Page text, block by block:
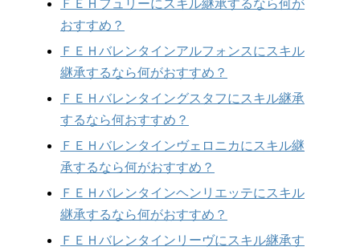
ＦＥＨフュリーにスキル継承するなら何が
おすすめ？
ＦＥＨバレンタインアルフォンスにスキル
継承するなら何がおすすめ？
ＦＥＨバレンタイングスタフにスキル継承
するなら何おすすめ？
ＦＥＨバレンタインヴェロニカにスキル継
承するなら何がおすすめ？
ＦＥＨバレンタインヘンリエッテにスキル
継承するなら何がおすすめ？
ＦＥＨバレンタインリーヴにスキル継承す